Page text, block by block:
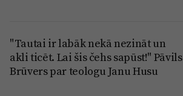
"Tautai ir labāk nekā nezināt un
akli ticēt. Lai šis čehs sapūst!" Pāvils
Brūvers par teologu Janu Husu